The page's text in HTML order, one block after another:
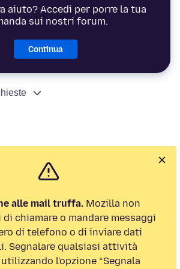
aiuto? Accedi per porre la tua
sui nostri forum.
Continua
alle mail truffa.Mozilla non
di chiamare o mandare messaggi
di telefono o di inviare dati
Segnalare qualsiasi attività
l'opzione “Segnala